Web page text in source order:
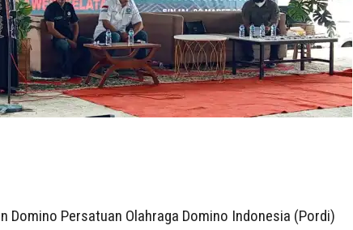
Domino Persatuan Olahraga Domino Indonesia (Pordi)